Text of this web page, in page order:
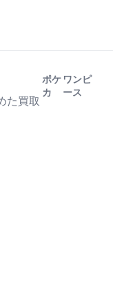
た買取
ポケ
カ
ワンピ
ース